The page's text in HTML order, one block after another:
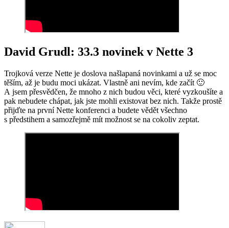
David Grudl: 33.3 novinek v Nette 3
Trojková verze Nette je doslova našlapaná novinkami a už se moc
těším, až je budu moci ukázat. Vlastně ani nevím, kde začít 🙂
A jsem přesvědčen, že mnoho z nich budou věci, které vyzkoušíte a
pak nebudete chápat, jak jste mohli existovat bez nich. Takže prostě
přijďte na první Nette konferenci a budete vědět všechno
s předstihem a samozřejmě mít možnost se na cokoliv zeptat.